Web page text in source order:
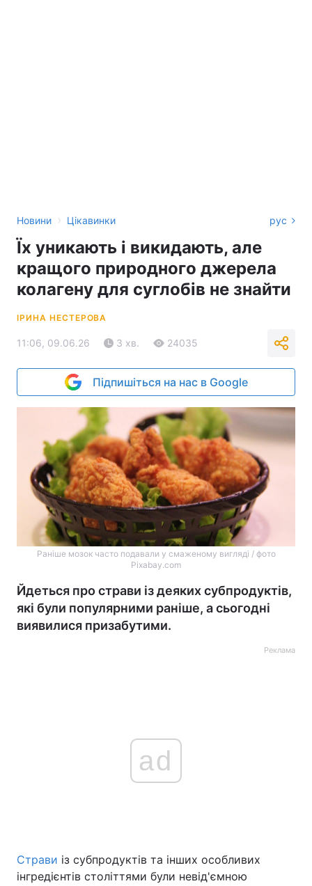
Новини › Цікавинки рус
Їх уникають і викидають, але
кращого природного джерела
колагену для суглобів не знайти
ІРИНА НЕСТЕРОВА
11:06, 09.06.26 3 хв. 24035
Підпишіться на нас в Google
Раніше мозок часто подавали у смаженому вигляді / фото
Pixabay.com
Йдеться про страви із деяких субпродуктів,
які були популярними раніше, а сьогодні
виявилися призабутими.
Реклама
ad
Страви із субпродуктів та інших особливих
інгредієнтів століттями були невід'ємною